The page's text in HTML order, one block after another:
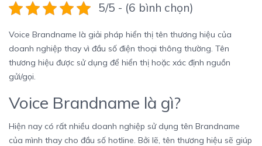
5/5 - (6 bình chọn)
Voice Brandname là giải pháp hiển thị tên thương hiệu của
doanh nghiệp thay vì đầu số điện thoại thông thường. Tên
thương hiệu được sử dụng để hiển thị hoặc xác định nguồn
gửi/gọi.
Voice Brandname là gì?
Hiện nay có rất nhiều doanh nghiệp sử dụng tên Brandname
của mình thay cho đầu số hotline. Bởi lẽ, tên thương hiệu sẽ giúp